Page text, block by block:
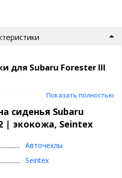
для Subaru Forester III
отличная и экономически
салона.
заводе Seintex по
авто, исключая брак
спинка 40/60 или цельная.Чехлы
установки, поэтому они
Показать полностью
сиденья Subaru
| экокожа, Seintex
Авточехлы
Seintex